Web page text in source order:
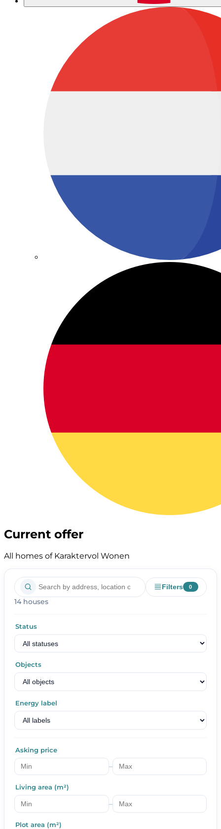
Current offer
All homes of Karaktervol Wonen
Filters 0
14 houses
Status
Objects
Energy label
Asking price
–
Living area (m²)
–
Plot area (m²)